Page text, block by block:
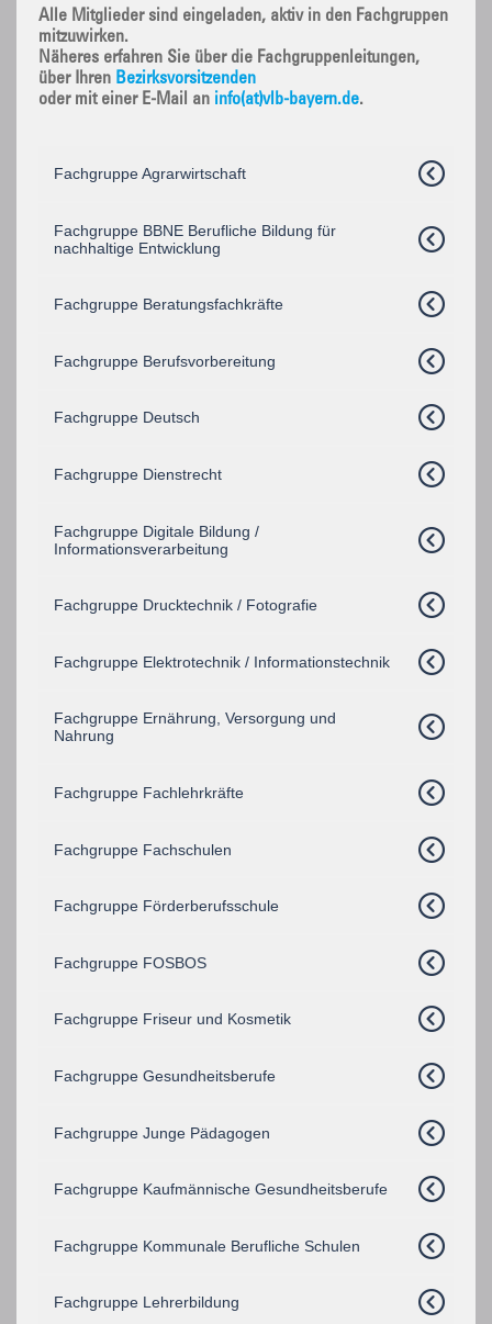
Alle Mitglieder sind eingeladen, aktiv in den Fachgruppen
mitzuwirken.
Näheres erfahren Sie über die Fachgruppenleitungen,
über Ihren Bezirksvorsitzenden
oder mit einer E-Mail an info(at)vlb-bayern.de.
Fachgruppe Agrarwirtschaft
Fachgruppe BBNE Berufliche Bildung für
nachhaltige Entwicklung
Fachgruppe Beratungsfachkräfte
Fachgruppe Berufsvorbereitung
Fachgruppe Deutsch
Fachgruppe Dienstrecht
Fachgruppe Digitale Bildung /
Informationsverarbeitung
Fachgruppe Drucktechnik / Fotografie
Fachgruppe Elektrotechnik / Informationstechnik
Fachgruppe Ernährung, Versorgung und
Nahrung
Fachgruppe Fachlehrkräfte
Fachgruppe Fachschulen
Fachgruppe Förderberufsschule
Fachgruppe FOSBOS
Fachgruppe Friseur und Kosmetik
Fachgruppe Gesundheitsberufe
Fachgruppe Junge Pädagogen
Fachgruppe Kaufmännische Gesundheitsberufe
Fachgruppe Kommunale Berufliche Schulen
Fachgruppe Lehrerbildung